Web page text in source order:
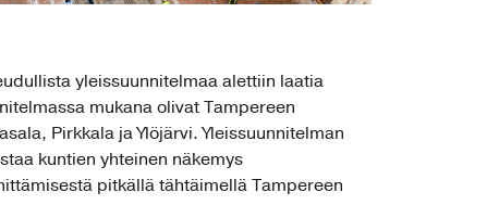
yleissuunnitelmaa alettiin laatia
mukana olivat Tampereen
Pirkkala ja Ylöjärvi. Yleissuunnitelman
kuntien yhteinen näkemys
pitkällä tähtäimellä Tampereen